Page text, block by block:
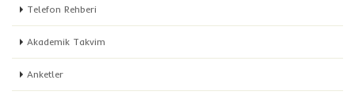
Telefon Rehberi
Akademik Takvim
Anketler